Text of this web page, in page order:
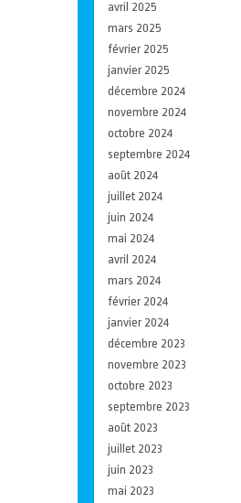
avril 2025
mars 2025
février 2025
janvier 2025
décembre 2024
novembre 2024
octobre 2024
septembre 2024
août 2024
juillet 2024
juin 2024
mai 2024
avril 2024
mars 2024
février 2024
janvier 2024
décembre 2023
novembre 2023
octobre 2023
septembre 2023
août 2023
juillet 2023
juin 2023
mai 2023